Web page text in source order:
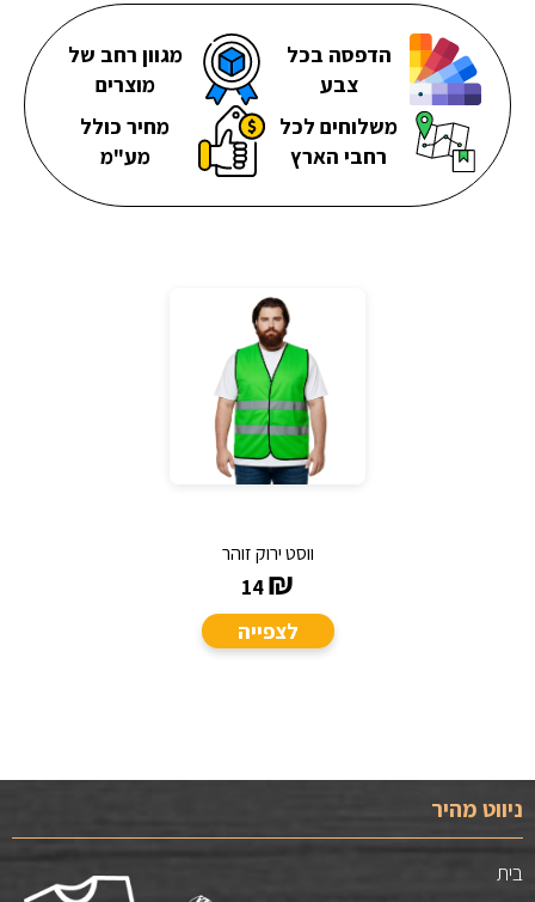
הדפסה בכל
צבע
מגוון רחב של
מוצרים
משלוחים לכל
רחבי הארץ
מחיר כולל
מע"מ
ווסט ירוק זוהר
₪
14
לצפייה
ניווט מהיר
בית